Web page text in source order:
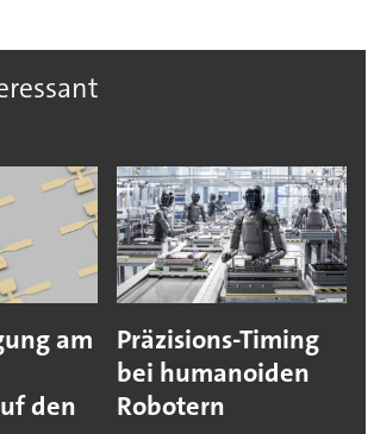
am
den
Präzisions-Timing
bei humanoiden
Robotern